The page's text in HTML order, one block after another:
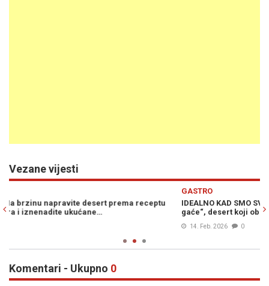
Vezane vijesti
IDEALNO KAD SMO SVI NA OKUPU: Na brzinu napravite „Poderane
gaće“, desert koji obožavaju sve generacije...
Komentari - Ukupno 0